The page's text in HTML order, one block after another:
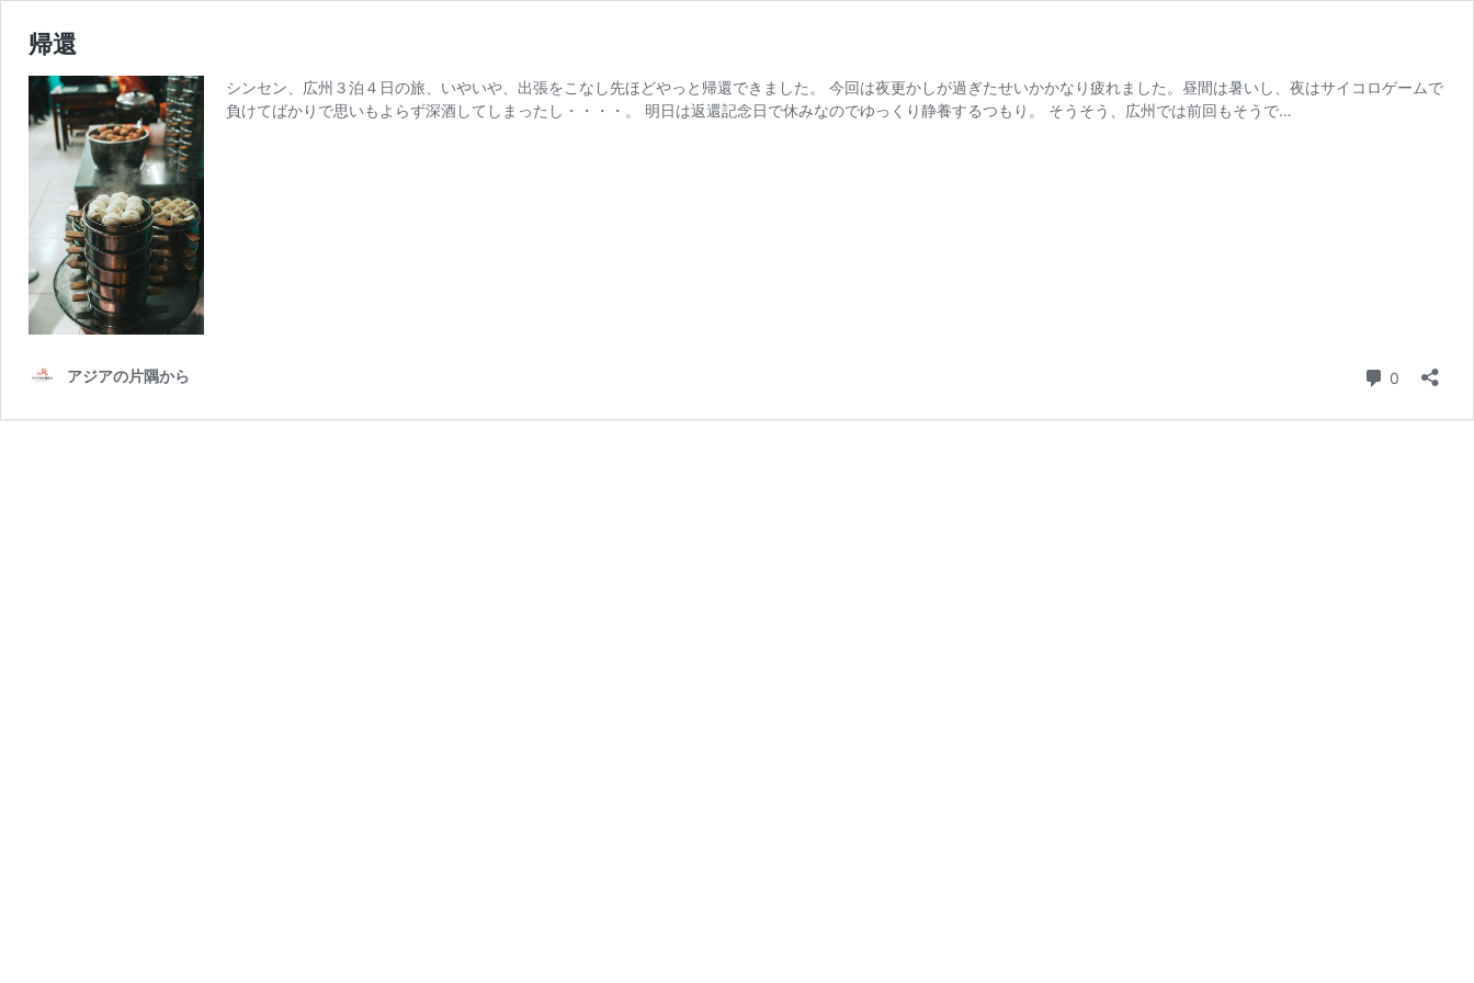
帰還
シンセン、広州３泊４日の旅、いやいや、出張をこなし先ほどやっと帰還できました。 今回は夜更かしが過ぎたせいかかなり疲れました。昼間は暑いし、夜はサイコロゲームで
負けてばかりで思いもよらず深酒してしまったし・・・・。 明日は返還記念日で休みなのでゆっくり静養するつもり。 そうそう、広州では前回もそうで…
アジアの片隅から 0 コメント